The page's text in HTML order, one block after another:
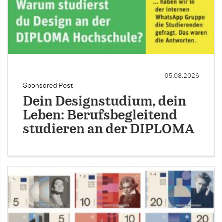
Sponsored Post
05.08.2026
Dein Designstudium, dein
Leben: Berufsbegleitend
studieren an der DIPLOMA